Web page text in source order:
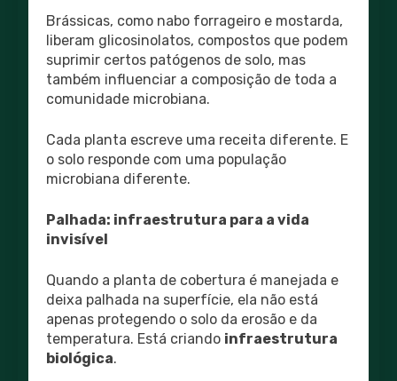
Brássicas, como nabo forrageiro e mostarda,
liberam glicosinolatos, compostos que podem
suprimir certos patógenos de solo, mas
também influenciar a composição de toda a
comunidade microbiana.
Cada planta escreve uma receita diferente. E
o solo responde com uma população
microbiana diferente.
Palhada: infraestrutura para a vida
invisível
Quando a planta de cobertura é manejada e
deixa palhada na superfície, ela não está
apenas protegendo o solo da erosão e da
temperatura. Está criando infraestrutura
biológica.